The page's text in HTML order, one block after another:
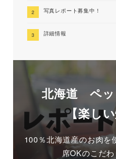
写真レポート募集中！
詳細情報
北海道 ペッ
【楽し
100％北海道産のお肉を
席OKのこだわ